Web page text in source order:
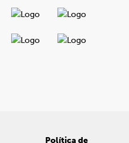
Política de